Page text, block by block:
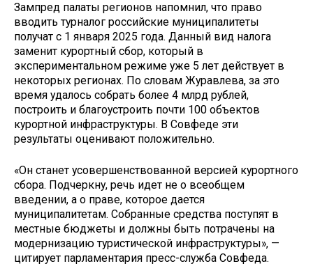
Зампред палаты регионов напомнил, что право
вводить турналог российские муниципалитеты
получат с 1 января 2025 года. Данный вид налога
заменит курортный сбор, который в
экспериментальном режиме уже 5 лет действует в
некоторых регионах. По словам Журавлева, за это
время удалось собрать более 4 млрд рублей,
построить и благоустроить почти 100 объектов
курортной инфраструктуры. В Совфеде эти
результаты оценивают положительно.
«Он станет усовершенствованной версией курортного
сбора. Подчеркну, речь идет не о всеобщем
введении, а о праве, которое дается
муниципалитетам. Собранные средства поступят в
местные бюджеты и должны быть потрачены на
модернизацию туристической инфраструктуры», —
цитирует парламентария пресс-служба Совфеда.